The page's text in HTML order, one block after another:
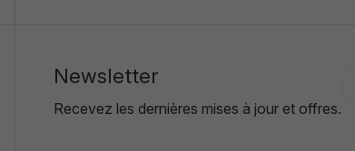
Newsletter
Recevez les dernières mises à jour et offres.